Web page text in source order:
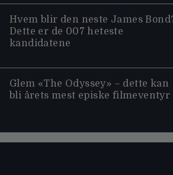
Hvem blir den neste James
Dette er de 007 heteste
kandidatene
Glem «The Odyssey» – dette kan
bli årets mest episke filmeventyr